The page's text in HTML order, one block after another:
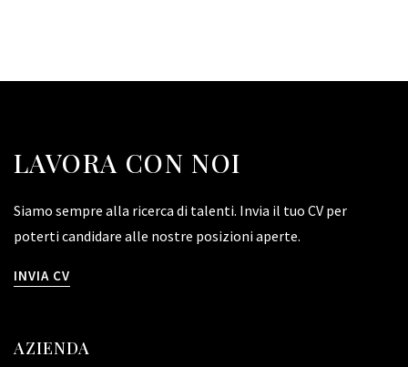
LAVORA CON NOI
Siamo sempre alla ricerca di talenti. Invia il tuo CV per
poterti candidare alle nostre posizioni aperte.
INVIA CV
AZIENDA